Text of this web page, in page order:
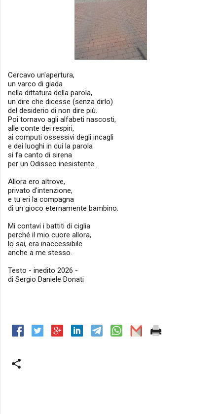
Cercavo un'apertura,
un varco di giada
nella dittatura della parola,
un dire che dicesse (senza dirlo)
del desiderio di non dire più.
Poi tornavo agli alfabeti nascosti,
alle conte dei respiri,
ai computi ossessivi degli incagli
e dei luoghi in cui la parola
si fa canto di sirena
per un Odisseo inesistente.
Allora ero altrove,
privato d'intenzione,
e tu eri la compagna
di un gioco eternamente bambino.
Mi contavi i battiti di ciglia
perché il mio cuore allora,
lo sai, era inaccessibile
anche a me stesso.
Testo - inedito 2026 -
di Sergio Daniele Donati